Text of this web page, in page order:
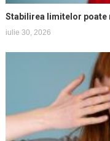
Stabilirea limitelor poate
iulie 30, 2026